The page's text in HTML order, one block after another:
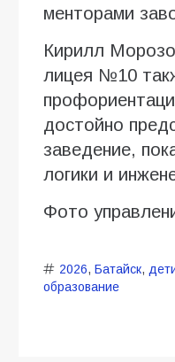
менторами
Кирилл
лицея №10
достойно
заведение,
логики и
Фото
2026, Батайск,
образование